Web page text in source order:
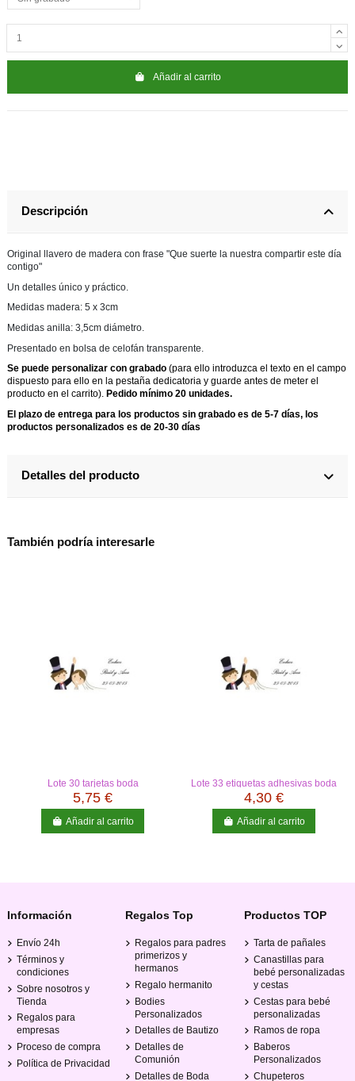
Añadir al carrito
Descripción
Original llavero de madera con frase "Que suerte la nuestra compartir este día
contigo"
Un detalles único y práctico.
Medidas madera: 5 x 3cm
Medidas anilla: 3,5cm diámetro.
Presentado en bolsa de celofán transparente.
Se puede personalizar con grabado (para ello introduzca el texto en el campo
dispuesto para ello en la pestaña dedicatoria y guarde antes de meter el
producto en el carrito). Pedido mínimo 20 unidades.
El plazo de entrega para los productos sin grabado es de 5-7 días, los
productos personalizados es de 20-30 días
Detalles del producto
También podría interesarle
Lote 30 tarjetas boda
5,75 €
Añadir al carrito
Lote 33 etiquetas adhesivas boda
4,30 €
Añadir al carrito
Información
Envío 24h
Términos y
condiciones
Sobre nosotros y
Tienda
Regalos para
empresas
Proceso de compra
Política de Privacidad
Regalos Top
Regalos para padres
primerizos y
hermanos
Regalo hermanito
Bodies
Personalizados
Detalles de Bautizo
Detalles de
Comunión
Detalles de Boda
Productos TOP
Tarta de pañales
Canastillas para
bebé personalizadas
y cestas
Cestas para bebé
personalizadas
Ramos de ropa
Baberos
Personalizados
Chupeteros